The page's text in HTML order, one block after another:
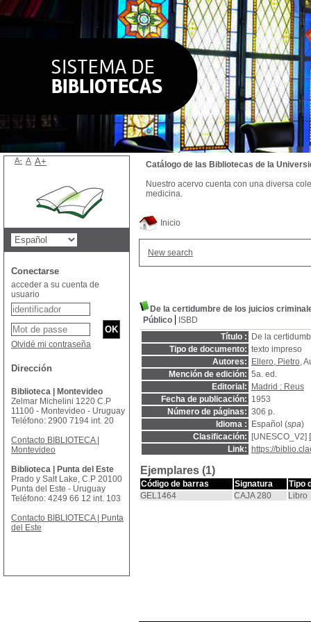
Inicio
New search
De la certidumbre de los juicios
Público
ISBD
Título :
De la
Tipo de documento: texto impreso
Autores:
Ellero, Pietro,
Mención de edición: 5a. ed.
Editorial:
Madrid : Reus
Fecha de publicación: 1953
Número de páginas: 306 p.
Idioma :
Español (spa)
Clasificación:
[UNESCO_V2]
Link:
https://
Ejemplares (1)
Código de barras Signatura
Tipo
GEL1464
CAJA 280 Libro
Catálogo de las Bibliotecas de la
Nuestro acervo cuenta con una diversa
medicina.
A- A A+
Conectarse
acceder a su cuenta de
usuario
Olvidé mi contraseña
Dirección
Biblioteca | Montevideo
Zelmar Michelini 1220 C.P
11100 - Montevideo - Uruguay
Teléfono: 2900 7194 int. 20
Contacto BIBLIOTECA |
Montevideo
Biblioteca | Punta del Este
Prado y Salt Lake, C.P 20100
Punta del Este - Uruguay
Teléfono: 4249 66 12 int. 103
Contacto BIBLIOTECA | Punta
del Este